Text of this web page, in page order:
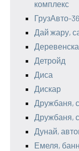
комплекс
ГрузАвто-
Дай жару,
Детройд
Диса
Дискар
Дружбаня,
Дружбаня,
Дунай,
Емеля,